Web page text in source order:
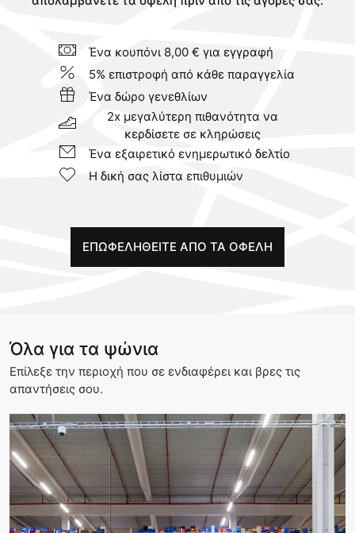
Ένα κουπόνι 8,00 € για εγγραφή
5% επιστροφή από κάθε παραγγελία
Ένα δώρο γενεθλίων
2x μεγαλύτερη πιθανότητα να
κερδίσετε σε κληρώσεις
Ένα εξαιρετικό ενημερωτικό δελτίο
Η δική σας λίστα επιθυμιών
ΕΠΩΦΕΛΗΘΕIΤΕ ΑΠO ΤΑ ΟΦEΛΗ
Όλα για τα ψώνια
Επίλεξε την περιοχή που σε ενδιαφέρει και βρες τις
απαντήσεις σου.